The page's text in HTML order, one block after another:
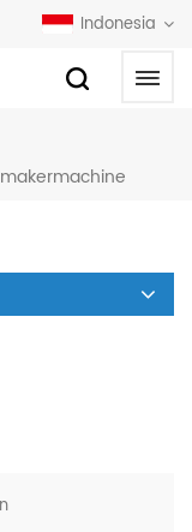
Indonesia